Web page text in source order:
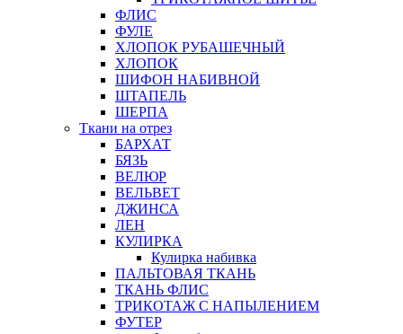
ФЛИС
ФУЛЕ
ХЛОПОК РУБАШЕЧНЫЙ
ХЛОПОК
ШИФОН НАБИВНОЙ
ШТАПЕЛЬ
ШЕРПА
Ткани на отрез
БАРХАТ
БЯЗЬ
ВЕЛЮР
ВЕЛЬВЕТ
ДЖИНСА
ЛЕН
КУЛИРКА
Кулирка набивка
ПАЛЬТОВАЯ ТКАНЬ
ТКАНЬ ФЛИС
ТРИКОТАЖ С НАПЫЛЕНИЕМ
ФУТЕР